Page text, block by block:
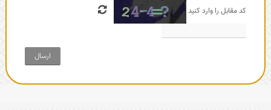
کد مقابل را وارد کنید
ارسال